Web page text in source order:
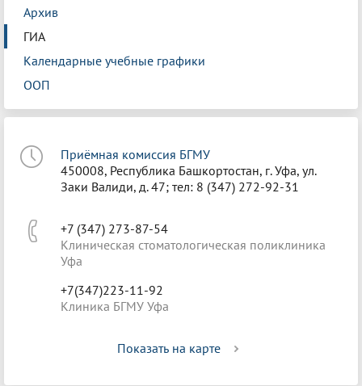
Архив
ГИА
Календарные учебные графики
ООП
Приёмная комиссия БГМУ
450008, Республика Башкортостан, г. Уфа, ул.
Заки Валиди, д. 47; тел: 8 (347) 272-92-31
+7 (347) 273-87-54
Клиническая стоматологическая поликлиника
Уфа
+7(347)223-11-92
Клиника БГМУ Уфа
Показать на карте